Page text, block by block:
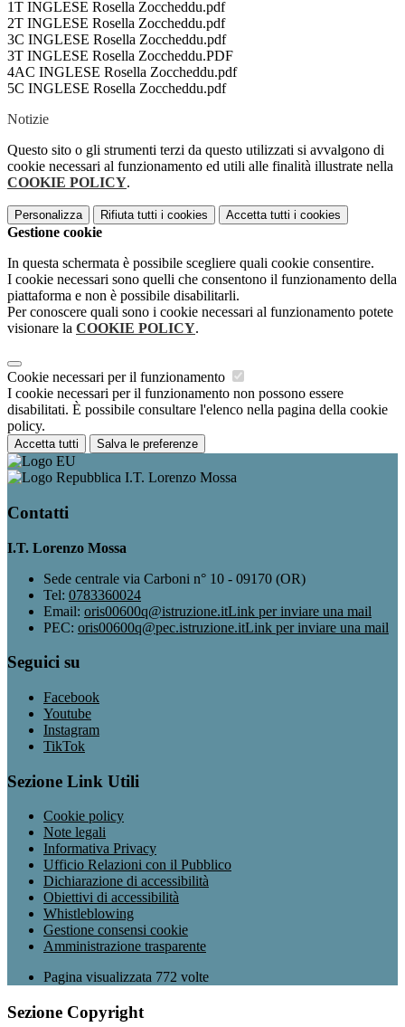
1T INGLESE Rosella Zoccheddu.pdf
2T INGLESE Rosella Zoccheddu.pdf
3C INGLESE Rosella Zoccheddu.pdf
3T INGLESE Rosella Zoccheddu.PDF
4AC INGLESE Rosella Zoccheddu.pdf
5C INGLESE Rosella Zoccheddu.pdf
Notizie
Questo sito o gli strumenti terzi da questo utilizzati si avvalgono di
cookie necessari al funzionamento ed utili alle finalità illustrate nella
COOKIE POLICY.
Personalizza Rifiuta tutti i cookies Accetta tutti i cookies
Gestione cookie
In questa schermata è possibile scegliere quali cookie consentire.
I cookie necessari sono quelli che consentono il funzionamento della
piattaforma e non è possibile disabilitarli.
Per conoscere quali sono i cookie necessari al funzionamento potete
visionare la COOKIE POLICY.
Cookie necessari per il funzionamento
I cookie necessari per il funzionamento non possono essere
disabilitati. È possibile consultare l'elenco nella pagina della cookie
policy.
Accetta tutti Salva le preferenze
I.T. Lorenzo Mossa
Contatti
I.T. Lorenzo Mossa
Sede centrale via Carboni n° 10 - 09170 (OR)
Tel: 0783360024
Email: oris00600q@istruzione.itLink per inviare una mail
PEC: oris00600q@pec.istruzione.itLink per inviare una mail
Seguici su
Facebook
Youtube
Instagram
TikTok
Sezione Link Utili
Cookie policy
Note legali
Informativa Privacy
Ufficio Relazioni con il Pubblico
Dichiarazione di accessibilità
Obiettivi di accessibilità
Whistleblowing
Gestione consensi cookie
Amministrazione trasparente
Pagina visualizzata 772 volte
Sezione Copyright